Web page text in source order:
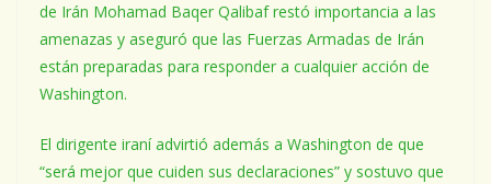
de Irán Mohamad Baqer Qalibaf restó importancia a las
amenazas y aseguró que las Fuerzas Armadas de Irán
están preparadas para responder a cualquier acción de
Washington.
El dirigente iraní advirtió además a Washington de que
“será mejor que cuiden sus declaraciones” y sostuvo que